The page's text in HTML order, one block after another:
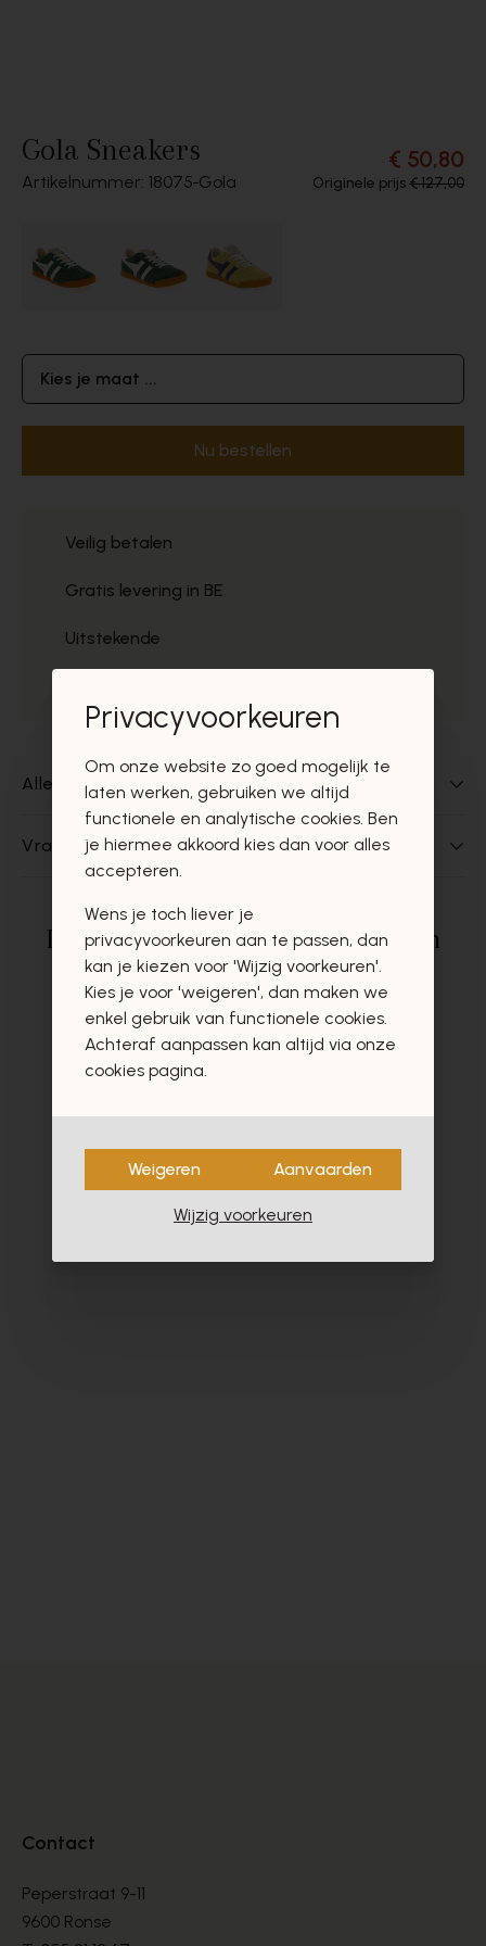
Gola Sneakers
Artikelnummer: 18075 Gola
€ 50,80
Originele prijs€ 127,00
Kies je maat ...
Nu bestellen
Veilig betalen
Gratis levering in BE
Uitstekende
Alles over dit product
Vragen over dit product?
Deze producten zullen u zeker en
vast ook interesseren
- 60%
Contact
Peperstraat 9-11
9600 Ronse
Privacyvoorkeuren
Om onze website zo goed mogelijk te
laten werken, gebruiken we altijd
functionele en analytische cookies. Ben
je hiermee akkoord kies dan voor alles
accepteren.
Wens je toch liever je
privacyvoorkeuren aan te passen, dan
kan je kiezen voor 'Wijzig voorkeuren'.
Kies je voor 'weigeren', dan maken we
enkel gebruik van functionele cookies.
Achteraf aanpassen kan altijd via onze
cookies pagina.
Weigeren Aanvaarden
Wijzig voorkeuren